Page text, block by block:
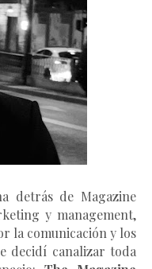
detrás de Magazine
y management,
la comunicación y los
decidí canalizar toda